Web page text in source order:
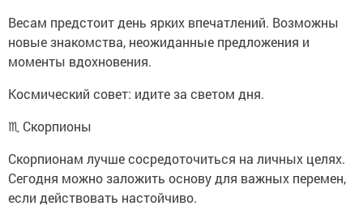
Весам предстоит день ярких впечатлений. Возможны
новые знакомства, неожиданные предложения и
моменты вдохновения.
Космический совет: идите за светом дня.
♏ Скорпионы
Скорпионам лучше сосредоточиться на личных целях.
Сегодня можно заложить основу для важных перемен,
если действовать настойчиво.